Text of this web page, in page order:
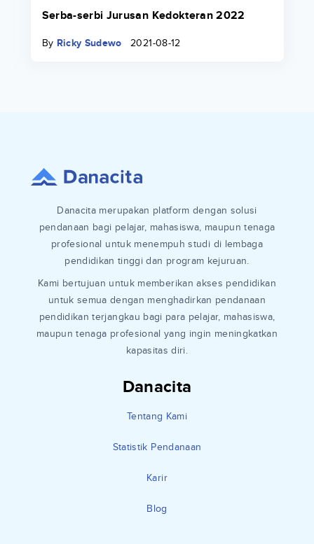
Serba-serbi Jurusan Kedokteran 2022
By Ricky Sudewo 2021-08-12
Danacita
Tentang Kami
Statistik Pendanaan
Karir
Blog
Danacita merupakan platform dengan solusi
pendanaan bagi pelajar, mahasiswa, maupun tenaga
profesional untuk menempuh studi di lembaga
pendidikan tinggi dan program kejuruan.
Kami bertujuan untuk memberikan akses pendidikan
untuk semua dengan menghadirkan pendanaan
pendidikan terjangkau bagi para pelajar, mahasiswa,
maupun tenaga profesional yang ingin meningkatkan
kapasitas diri.